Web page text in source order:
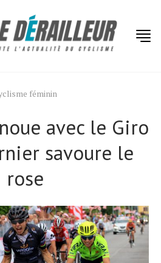
féminin
avec le Giro
savoure le
rose